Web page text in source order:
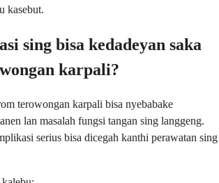
kasebut.
sing bisa kedadeyan saka
karpali?
terowongan karpali bisa nyebabake
lan masalah fungsi tangan sing langgeng.
serius bisa dicegah kanthi perawatan sing